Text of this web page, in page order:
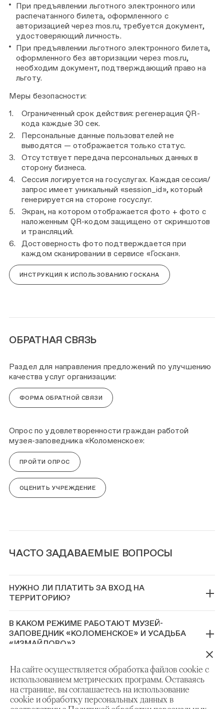
На сайте осуществляется обработка файлов cookie с
использованием метрических программ. Оставаясь
на странице, вы соглашаетесь на использование
cookie и обработку персональных данных в
При предъявлении льготного электронного или
распечатанного билета, оформленного с
авторизацией через mos.ru, требуется документ,
удостоверяющий личность.
При предъявлении льготного электронного билета,
оформленного без авторизации через mos.ru,
необходим документ, подтверждающий право на
льготу.
Меры безопасности:
Ограниченный срок действия: регенерация QR-
кода каждые 30 сек.
Персональные данные пользователей не
выводятся — отображается только статус.
Отсутствует передача персональных данных в
сторону бизнеса.
Сессия логируется на госуслугах. Каждая сессия/
запрос имеет уникальный «session_id», который
генерируется на стороне госуслуг.
Экран, на котором отображается фото + фото с
наложенным QR-кодом защищено от скриншотов
и трансляций.
Достоверность фото подтверждается при
каждом сканировании в сервисе «Госкан».
ИНСТРУКЦИЯ К ИСПОЛЬЗОВАНИЮ ГОСКАНА
ОБРАТНАЯ СВЯЗЬ
Раздел для направления предложений по улучшению
качества услуг организации:
ФОРМА ОБРАТНОЙ СВЯЗИ
Опрос по удовлетворенности граждан работой
музея-заповедника «Коломенское»:
ПРОЙТИ ОПРОС
ОЦЕНИТЬ УЧРЕЖДЕНИЕ
ЧАСТО ЗАДАВАЕМЫЕ ВОПРОСЫ
НУЖНО ЛИ ПЛАТИТЬ ЗА ВХОД НА
ТЕРРИТОРИЮ?
В КАКОМ РЕЖИМЕ РАБОТАЮТ МУЗЕЙ-
ЗАПОВЕДНИК «КОЛОМЕНСКОЕ» И УСАДЬБА
«ИЗМАЙЛОВО»?
МОЖНО ЛИ ПРОВЕСТИ НА ТЕРРИТОРИИ СВОЕ
МЕРПОРИЯТИЕ?
МОЖНО ЛИ ПРОВОДИТЬ НА ТЕРРИТОРИИ